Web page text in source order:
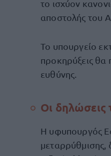
το ισχύον
αποστολής του
Το υπουργείο
προκηρύξεις θα
ευθύνης.
Οι
Η υφυπουργός
μεταρρύθμισης,